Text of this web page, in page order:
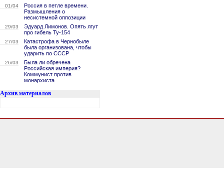
01/04
Россия в петле времени.
Размышления о
несистемной оппозиции
29/03
Эдуард Лимонов. Опять лгут
про гибель Ту-154
27/03
Катастрофа в Чернобыле
была организована, чтобы
ударить по СССР
26/03
Была ли обречена
Российская империя?
Коммунист против
монархиста
Архив материалов